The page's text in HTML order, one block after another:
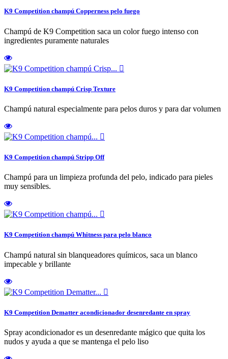
K9 Competition champú Copperness pelo fuego
Champú de K9 Competition saca un color fuego intenso con
ingredientes puramente naturales

K9 Competition champú Crisp Texture
Champú natural especialmente para pelos duros y para dar volumen

K9 Competition champú Stripp Off
Champú para un limpieza profunda del pelo, indicado para pieles
muy sensibles.

K9 Competition champú Whitness para pelo blanco
Champú natural sin blanqueadores químicos, saca un blanco
impecable y brillante

K9 Competition Dematter acondicionador desenredante en spray
Spray acondicionador es un desenredante mágico que quita los
nudos y ayuda a que se mantenga el pelo liso